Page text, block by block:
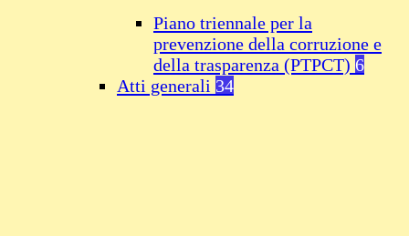
Piano triennale per la
prevenzione della corruzione e
della trasparenza (PTPCT) 6
Atti generali 34